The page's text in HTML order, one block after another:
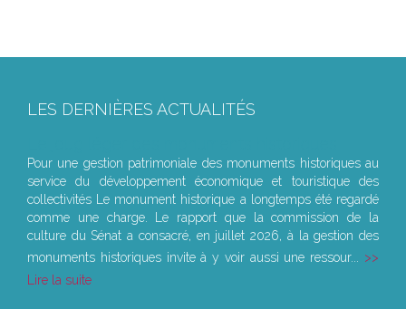
LES DERNIÈRES ACTUALITÉS
Pour une gestion patrimoniale des monuments historiques au
service du développement économique et touristique des
collectivités Le monument historique a longtemps été regardé
comme une charge. Le rapport que la commission de la
culture du Sénat a consacré, en juillet 2026, à la gestion des
monuments historiques invite à y voir aussi une ressour...
Lire la suite